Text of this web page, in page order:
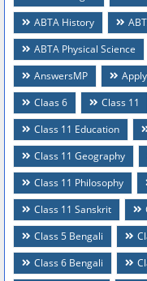
ABTA History
ABTA Physical Science
AnswersMP
Claas 6
Class 11
Class 11 Education
Class 11 Geography
Class 11 Philosophy
Class 11 Sanskrit
Class 5 Bengali
Class 6 Bengali